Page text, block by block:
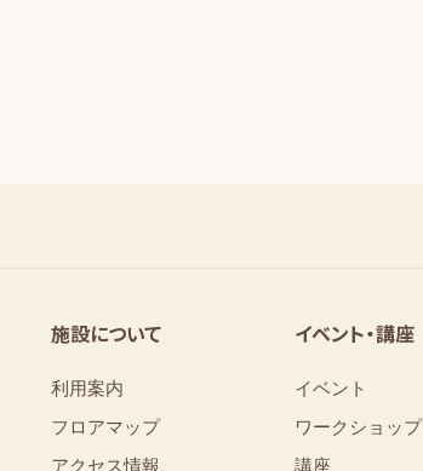
施設について
利用案内
フロアマップ
アクセス情報
イベント・講座
イベント
ワークショップ
講座